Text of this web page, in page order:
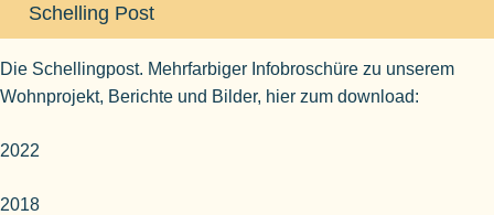
Schelling Post
Die Schellingpost. Mehrfarbiger Infobroschüre zu unserem
Wohnprojekt, Berichte und Bilder, hier zum download:
2022
2018